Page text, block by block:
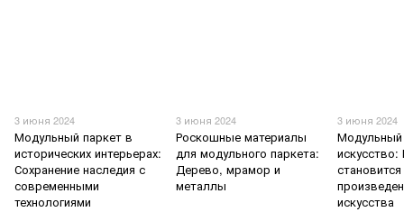
3 июня 2024
Модульный паркет в
исторических интерьерах:
Сохранение наследия с
современными
технологиями
3 июня 2024
Роскошные материалы
для модульного паркета:
Дерево, мрамор и
металлы
3 июня 2024
Модульный
становится
искусства